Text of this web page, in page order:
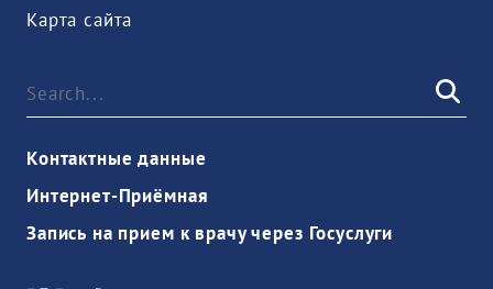
Карта сайта
Контактные данные
Интернет-Приёмная
Запись на прием к врачу через Госуслуги